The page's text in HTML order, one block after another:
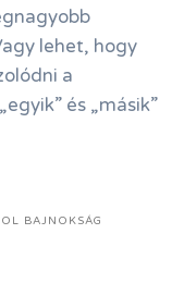
lehet, hogy
a
és „másik”
BAJNOKSÁG